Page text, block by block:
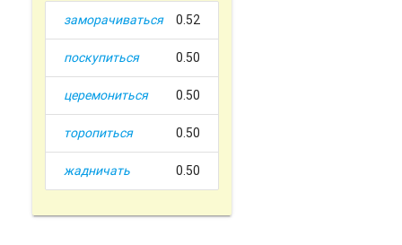
заморачиваться 0.52
поскупиться 0.50
церемониться 0.50
торопиться 0.50
жадничать 0.50